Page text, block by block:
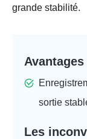
grande stabilité.
Avantages
sortie
Les